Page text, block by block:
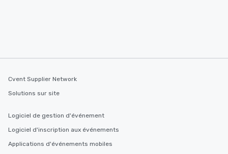
Cvent Supplier Network
Solutions sur site
Logiciel de gestion d'événement
Logiciel d'inscription aux événements
Applications d'événements mobiles